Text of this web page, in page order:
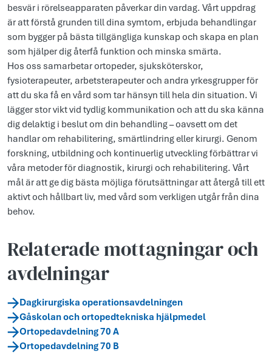
besvär i rörelseapparaten påverkar din vardag. Vårt uppdrag
är att förstå grunden till dina symtom, erbjuda behandlingar
som bygger på bästa tillgängliga kunskap och skapa en plan
som hjälper dig återfå funktion och minska smärta.
Hos oss samarbetar ortopeder, sjuksköterskor,
fysioterapeuter, arbetsterapeuter och andra yrkesgrupper för
att du ska få en vård som tar hänsyn till hela din situation. Vi
lägger stor vikt vid tydlig kommunikation och att du ska känna
dig delaktig i beslut om din behandling – oavsett om det
handlar om rehabilitering, smärtlindring eller kirurgi. Genom
forskning, utbildning och kontinuerlig utveckling förbättrar vi
våra metoder för diagnostik, kirurgi och rehabilitering. Vårt
mål är att ge dig bästa möjliga förutsättningar att återgå till ett
aktivt och hållbart liv, med vård som verkligen utgår från dina
behov.
Relaterade mottagningar och
avdelningar
Dagkirurgiska operationsavdelningen
Gåskolan och ortoped­tekniska hjälpmedel
Ortopedavdelning 70 A
Ortopedavdelning 70 B